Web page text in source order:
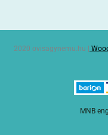
2020 ovisagynemu.hu |
MNB